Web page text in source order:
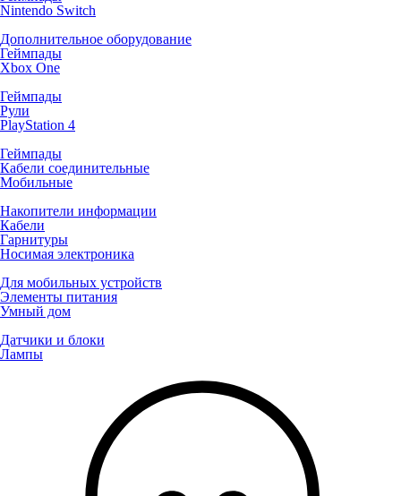
Nintendo Switch
Дополнительное оборудование
Геймпады
Xbox One
Геймпады
Рули
PlayStation 4
Геймпады
Кабели соединительные
Мобильные
Накопители информации
Кабели
Гарнитуры
Носимая электроника
Для мобильных устройств
Элементы питания
Умный дом
Датчики и блоки
Лампы